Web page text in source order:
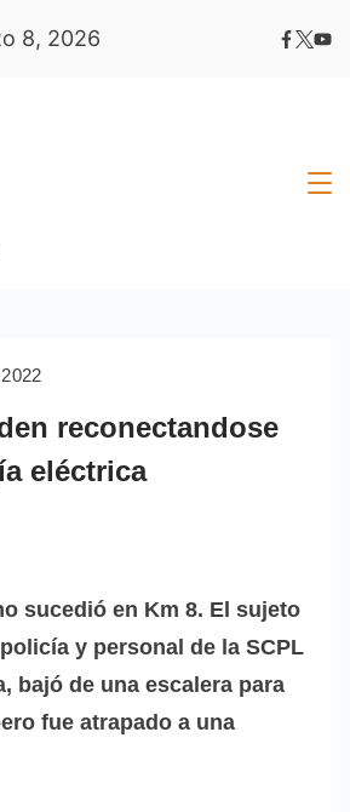
8, 2026
reconectandose
eléctrica
sucedió en Km 8. El sujeto
y personal de la SCPL
bajó de una escalera para
fue atrapado a una